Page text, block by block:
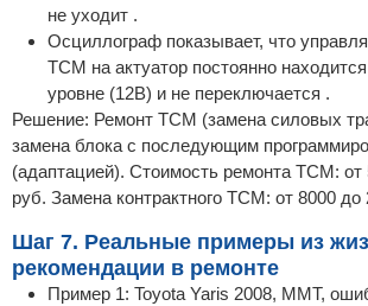
не уходит .
Осциллограф показывает, что
TCM на актуатор постоянно
уровне (12В) и не переключается .
Решение: Ремонт TCM (замена силовых
замена блока с последующим
(адаптацией). Стоимость ремонта TCM: от
руб. Замена контрактного TCM: от 8000 до
Шаг 7. Реальные примеры из
рекомендации в ремонте
Пример 1: Toyota Yaris 2008, MMT,